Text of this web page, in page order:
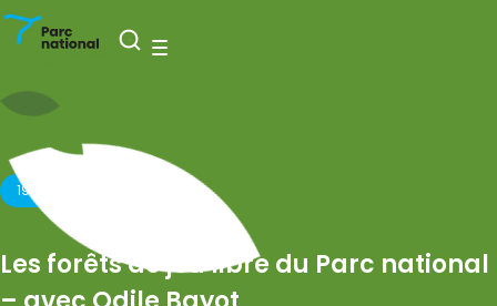
National Park Entre-Sambre-et-Meuse
Open search
19 AUGUST 2026
Les forêts de jeu libre du Parc national